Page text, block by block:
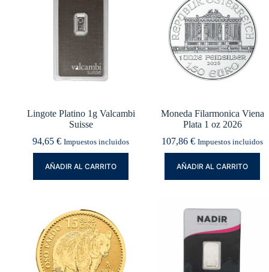
Lingote Platino 1g Valcambi
Suisse
94,65 € Impuestos incluidos
AÑADIR AL CARRITO
Moneda Filarmonica Viena
Plata 1 oz 2026
107,86 € Impuestos incluidos
AÑADIR AL CARRITO